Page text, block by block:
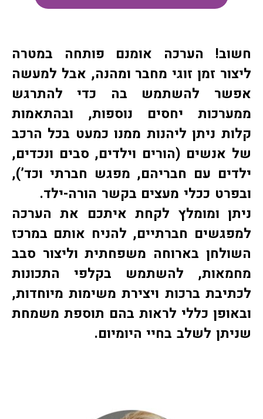
חשוב! הערכה אומנם פותחה במטרה
ליצור זמן זוגי מחבר ומהנה, אבל למעשה
אפשר להשתמש בה כדי להתרגש
ממערכות יחסים נוספות, ובהתאמות
קלות ניתן ליהנות ממנו כמעט בכל הרכב
של אנשים (הורים וילדים, סבים ונכדים,
ילדים עם חבריהם, מפגש חברתי וכד’),
ובפרט ככלי מעצים בקשר הורה-ילד.
ניתן ומומלץ לקחת איתכם את הערכה
למפגשים חברתיים, להניח אותם במרכז
השולחן בארוחה משפחתית וליצור סבב
מחמאות, להשתמש בקלפי התכונות
לכתיבת ברכות ויצירת משימות מיוחדות,
ובאופן כללי לראות בהם תוספת משמחת
שניתן לשלב בחיי היומיום.